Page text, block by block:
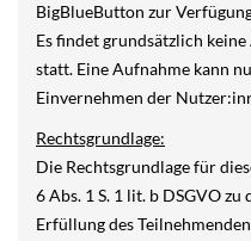
BigBlueButton zur
Es findet grundsätzlich
statt. Eine Aufnahme kann
Einvernehmen der
Rechtsgrundlage:
Die Rechtsgrundlage für
6 Abs. 1 S. 1 lit. b DSGVO
Erfüllung des